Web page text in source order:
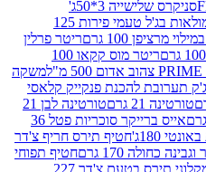
סניקרס שלישייה 3*50ג'
סקיטלס GIANTS סוכריות ממולאות בג'ל טעמי פירות 125
ריטר פרלין
ריטר מוס קקאו 100
משקה
פנקייק קלאסי
טורטינה לבן 21
אייס ברייקר סוכריות פטל 36
חטיף תירס חריף צ'דר
חטיף תפוחי
מקלוני תירס בטעם צ'דר 227